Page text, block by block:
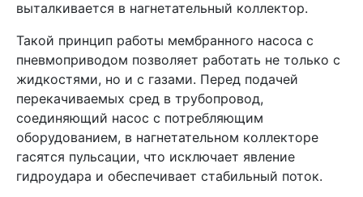
выталкивается в нагнетательный коллектор.
Такой принцип работы мембранного насоса с
пневмоприводом позволяет работать не только с
жидкостями, но и с газами. Перед подачей
перекачиваемых сред в трубопровод,
соединяющий насос с потребляющим
оборудованием, в нагнетательном коллекторе
гасятся пульсации, что исключает явление
гидроудара и обеспечивает стабильный поток.